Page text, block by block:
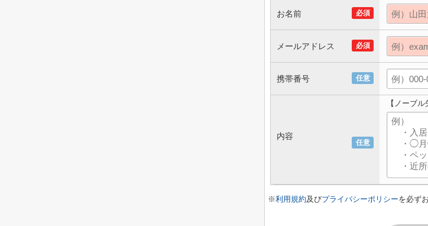
必須
お名前
必須
メールアドレス
任意
携帯番号
任意
内容
【ノーブ
※利用規約及びプライバシーポリシーを必ず